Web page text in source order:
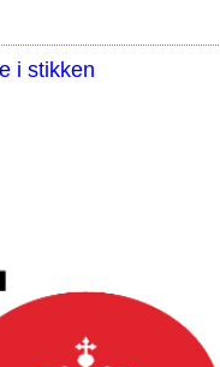
i stikken